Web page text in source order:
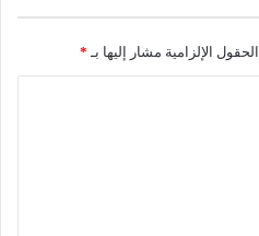
الحقول الإلزامية مشار إليها بـ *